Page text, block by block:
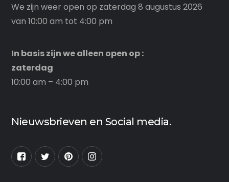
We zijn weer open op zaterdag 8 augustus 2026
van 10:00 am tot 4:00 pm
In basis zijn we alleen open op :
zaterdag
10:00 am – 4:00 pm
Nieuwsbrieven en Social media.